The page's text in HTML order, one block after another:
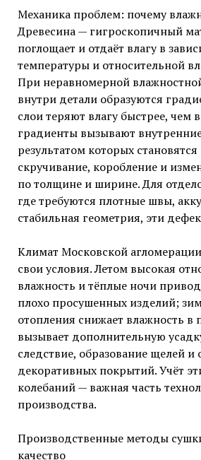
Механика проблем: почему
Древесина — гигроскопичный
поглощает и отдаёт влагу в
температуры и относительной
При неравномерной
внутри детали образуются
слои теряют влагу быстрее, чем
градиенты вызывают
результатом которых
скручивание, коробление и
по толщине и ширине. Для
где требуются плотные швы,
стабильная геометрия, эти
Климат Московской
свои условия. Летом высокая
влажность и тёплые ночи
плохо просушенных изделий;
отопления снижает влажность в
вызывает дополнительную
следствие, образование щелей и
декоративных покрытий. Учёт
колебаний — важная часть
производства.
Производственные методы
качество